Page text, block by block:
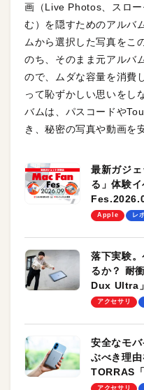
画（Live Photos、スロ
む）を隠すためのアルバ
ムから選択した写真をこ
のち、そのまま元アルバ
ので、ムダな容量を消費
って恥ずかしい思いをし
バムは、パスコードや
き、秘密の写真や動画を
最新ガジ
る」体験
します！
Apple レ
落下実験
るか？ 耐
Dux Ultra
のモバイ
アクセサリ
安全なモ
ぶべき理由
TORRAS
ーも
アクセサリ